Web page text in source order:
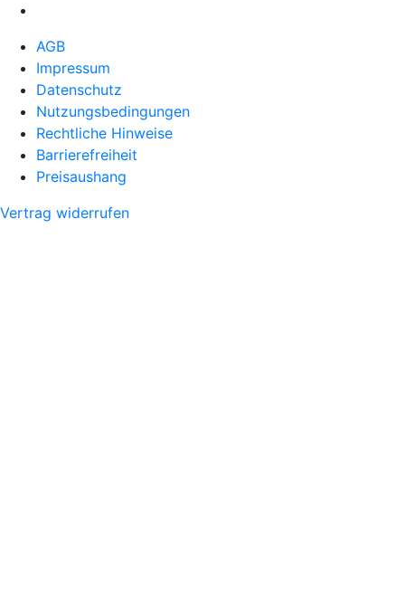
AGB
Impressum
Datenschutz
Nutzungsbedingungen
Rechtliche Hinweise
Barrierefreiheit
Preisaushang
Vertrag widerrufen